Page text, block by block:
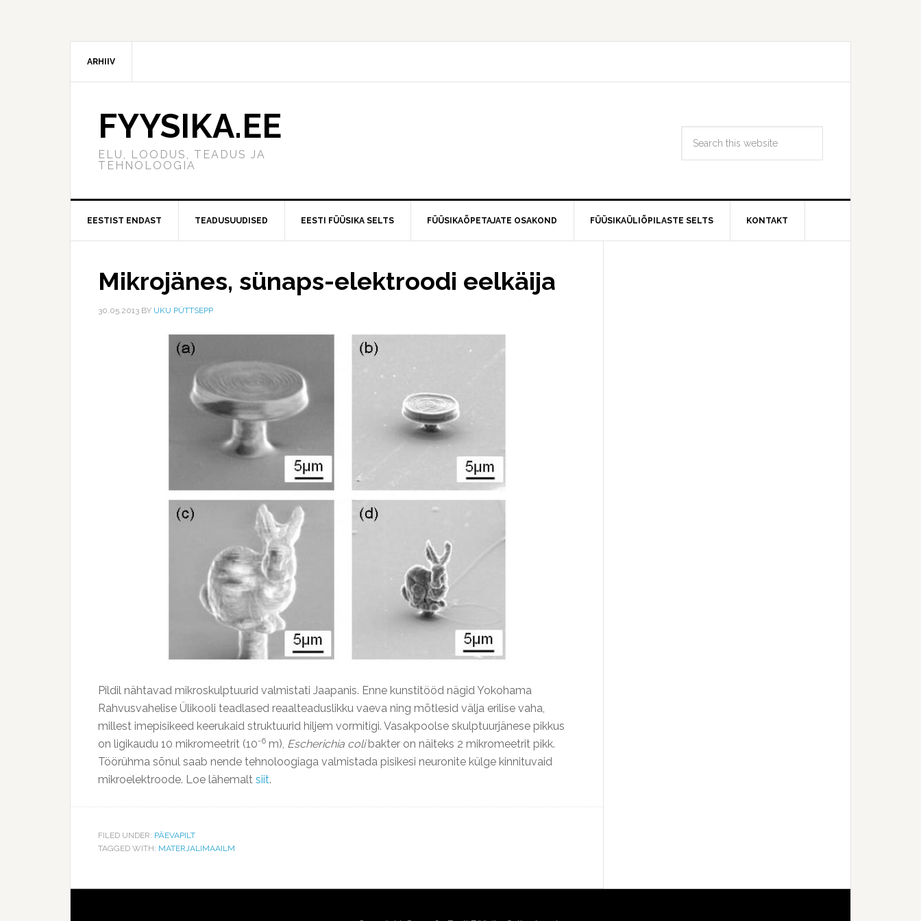
ARHIIV
FYYSIKA.EE
ELU, LOODUS, TEADUS JA
TEHNOLOOGIA
EESTIST ENDAST TEADUSUUDISED EESTI FÜÜSIKA SELTS FÜÜSIKAÕPETAJATE OSAKOND FÜÜSIKAÜLIÕPILASTE SELTS KONTAKT
Mikrojänes, sünaps-elektroodi eelkäija
30.05.2013 BY UKU PÜTTSEPP
Pildil nähtavad mikroskulptuurid valmistati Jaapanis. Enne kunstitööd nägid Yokohama
Rahvusvahelise Ülikooli teadlased reaalteaduslikku vaeva ning mõtlesid välja erilise vaha,
millest imepisikeed keerukaid struktuurid hiljem vormitigi. Vasakpoolse skulptuurjänese pikkus
on ligikaudu 10 mikromeetrit (10-6 m), Escherichia colibakter on näiteks 2 mikromeetrit pikk.
Töörühma sõnul saab nende tehnoloogiaga valmistada pisikesi neuronite külge kinnituvaid
mikroelektroode. Loe lähemalt siit.
FILED UNDER: PÄEVAPILT
TAGGED WITH: MATERJALIMAAILM